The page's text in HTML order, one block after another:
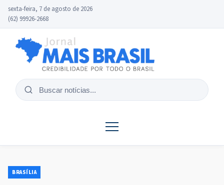
sexta-feira, 7 de agosto de 2026
(62) 99926-2668
Buscar
BRASÍLIA